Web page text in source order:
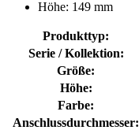
Höhe: 149 mm
Produkttyp:
Serie / Kollektion:
Größe:
Höhe:
Farbe:
Anschlussdurchmesser: